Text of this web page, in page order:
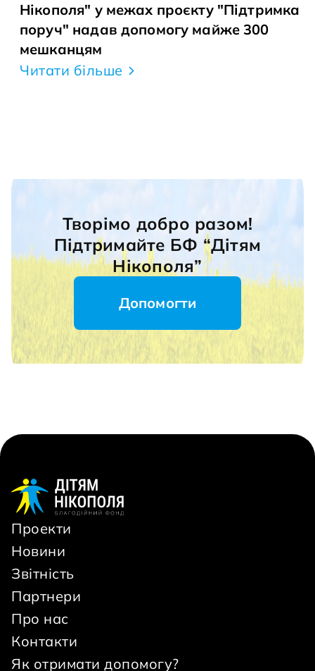
Нікополя" у межах проєкту "Підтримка
поруч" надав допомогу майже 300
мешканцям
Читати більше
Творімо добро разом!
Підтримайте БФ “Дітям
Нікополя”
Допомогти
Проекти
Новини
Звітність
Партнери
Про нас
Контакти
Як отримати допомогу?